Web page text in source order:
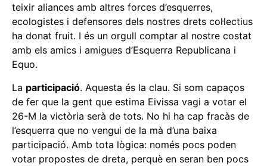
teixir aliances amb altres forces d’esquerres,
ecologistes i defensores dels nostres drets col·lectius
ha donat fruit. I és un orgull comptar al nostre costat
amb els amics i amigues d’Esquerra Republicana i
Equo.
La participació. Aquesta és la clau. Si som capaços
de fer que la gent que estima Eivissa vagi a votar el
26-M la victòria serà de tots. No hi ha cap fracàs de
l’esquerra que no vengui de la mà d’una baixa
participació. Amb tota lògica: només pocs poden
votar propostes de dreta, perquè en seran ben pocs